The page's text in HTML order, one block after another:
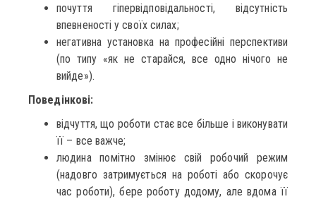
почуття гіпервідповідальності, відсутність
впевненості у своїх силах;
негативна установка на професійні перспективи
(по типу «як не старайся, все одно нічого не
вийде»).
Поведінкові:
відчуття, що роботи стає все більше і виконувати
її – все важче;
людина помітно змінює свій робочий режим
(надовго затримується на роботі або скорочує
час роботи), бере роботу додому, але вдома її